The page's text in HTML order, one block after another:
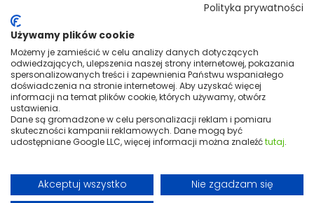
Polityka prywatności
Używamy plików cookie
Możemy je zamieścić w celu analizy danych dotyczących
odwiedzających, ulepszenia naszej strony internetowej, pokazania
spersonalizowanych treści i zapewnienia Państwu wspaniałego
doświadczenia na stronie internetowej. Aby uzyskać więcej
informacji na temat plików cookie, których używamy, otwórz
ustawienia.
Dane są gromadzone w celu personalizacji reklam i pomiaru
skuteczności kampanii reklamowych. Dane mogą być
udostępniane Google LLC, więcej informacji można znaleźćtutaj.
Akceptuj wszystko
Nie zgadzam się
Efficient warmth beneath tiles and porcelain.
A modern, high-performance solution for electric underfloor heating
beneath ceramic tiles and porcelain stoneware. Built to sit within the
adhesive layer, the mats deliver durable, safe heating that's
completely integrated into the floor structure.
The mats lay flat evenly and adapt easily to the layout of any room.
Installation is quick and requires no specialist tools, delivering
comfortable, evenly distributed warmth across the entire floor surface.
Variants